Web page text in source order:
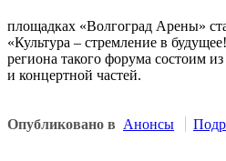
площадках «Волгоград Арены»
«Культура – стремление в
региона такого форума состоим
и концертной частей.
Опубликовано в Анонсы